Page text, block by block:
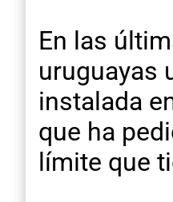
En las
uruguayas
instalada
que ha
límite que